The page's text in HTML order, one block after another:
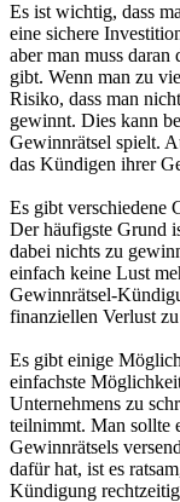
Es ist wichtig, dass
eine sichere
aber man muss daran
gibt. Wenn man zu
Risiko, dass man
gewinnt. Dies kann
Gewinnrätsel spielt.
das Kündigen ihrer
Es gibt verschiedene
Der häufigste Grund
dabei nichts zu
einfach keine Lust
Gewinnrätsel-
finanziellen Verlust
Es gibt einige
einfachste
Unternehmens zu
teilnimmt. Man sollte
Gewinnrätsels
dafür hat, ist es
Kündigung